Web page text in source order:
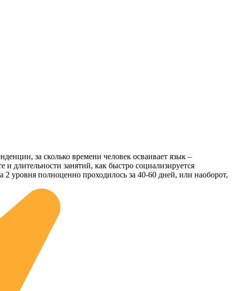
за сколько времени человек осваивает язык –
длительности занятий, как быстро социализируется
уровня полноценно проходилось за 40-60 дней, или наоборот,